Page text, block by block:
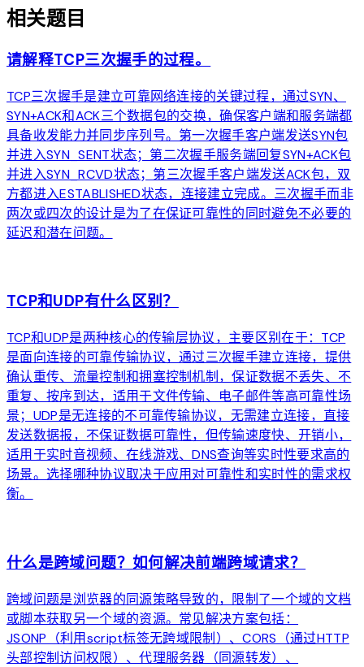
相关题目
请解释TCP三次握手的过程。
TCP三次握手是建立可靠网络连接的关键过程，通过SYN、
SYN+ACK和ACK三个数据包的交换，确保客户端和服务端都
具备收发能力并同步序列号。第一次握手客户端发送SYN包
并进入SYN_SENT状态；第二次握手服务端回复SYN+ACK包
并进入SYN_RCVD状态；第三次握手客户端发送ACK包，双
方都进入ESTABLISHED状态，连接建立完成。三次握手而非
两次或四次的设计是为了在保证可靠性的同时避免不必要的
延迟和潜在问题。
TCP和UDP有什么区别？
TCP和UDP是两种核心的传输层协议，主要区别在于：TCP
是面向连接的可靠传输协议，通过三次握手建立连接，提供
确认重传、流量控制和拥塞控制机制，保证数据不丢失、不
重复、按序到达，适用于文件传输、电子邮件等高可靠性场
景；UDP是无连接的不可靠传输协议，无需建立连接，直接
发送数据报，不保证数据可靠性，但传输速度快、开销小，
适用于实时音视频、在线游戏、DNS查询等实时性要求高的
场景。选择哪种协议取决于应用对可靠性和实时性的需求权
衡。
什么是跨域问题？如何解决前端跨域请求？
跨域问题是浏览器的同源策略导致的，限制了一个域的文档
或脚本获取另一个域的资源。常见解决方案包括：
JSONP（利用script标签无跨域限制）、CORS（通过HTTP
头部控制访问权限）、代理服务器（同源转发）、